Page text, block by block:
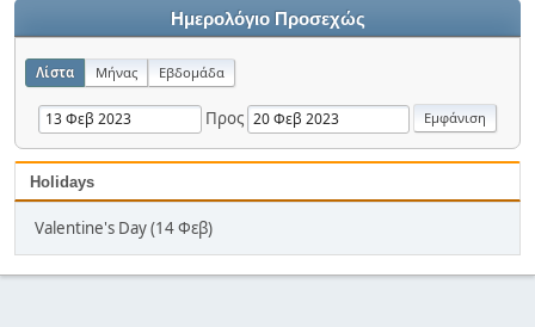
Ημερολόγιο Προσεχώς
Λίστα Μήνας Εβδομάδα
Προς
Holidays
Valentine's Day (14 Φεβ)